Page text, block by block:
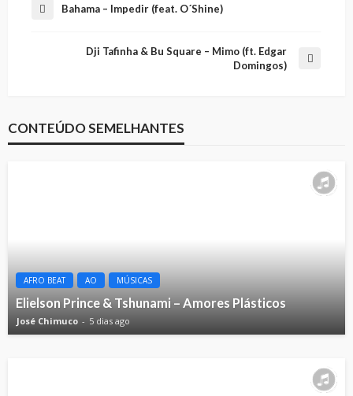
Bahama – Impedir (feat. O´Shine)
Dji Tafinha & Bu Square – Mimo (ft. Edgar
Domingos)
CONTEÚDO SEMELHANTES
AFRO BEAT AO MÚSICAS
Elielson Prince & Tshunami – Amores Plásticos
José Chimuco 5 dias ago